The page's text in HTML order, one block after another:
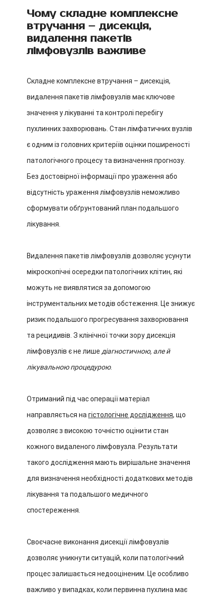
Чому складне комплексне
втручання – дисекція,
видалення пакетів
лімфовузлів важливе
Складне комплексне втручання – дисекція,
видалення пакетів лімфовузлів має ключове
значення у лікуванні та контролі перебігу
пухлинних захворювань. Стан лімфатичних вузлів
є одним із головних критеріїв оцінки поширеності
патологічного процесу та визначення прогнозу.
Без достовірної інформації про ураження або
відсутність ураження лімфовузлів неможливо
сформувати обґрунтований план подальшого
лікування.
Видалення пакетів лімфовузлів дозволяє усунути
мікроскопічні осередки патологічних клітин, які
можуть не виявлятися за допомогою
інструментальних методів обстеження. Це знижує
ризик подальшого прогресування захворювання
та рецидивів. З клінічної точки зору дисекція
лімфовузлів є не лише діагностичною, але й
лікувальною процедурою.
Отриманий під час операції матеріал
направляється на гістологічне дослідження, що
дозволяє з високою точністю оцінити стан
кожного видаленого лімфовузла. Результати
такого дослідження мають вирішальне значення
для визначення необхідності додаткових методів
лікування та подальшого медичного
спостереження.
Своєчасне виконання дисекції лімфовузлів
дозволяє уникнути ситуацій, коли патологічний
процес залишається недооціненим. Це особливо
важливо у випадках, коли первинна пухлина має